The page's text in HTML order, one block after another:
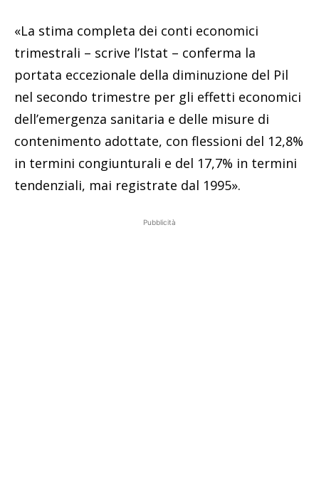
«La stima completa dei conti economici
trimestrali – scrive l’Istat – conferma la
portata eccezionale della diminuzione del Pil
nel secondo trimestre per gli effetti economici
dell’emergenza sanitaria e delle misure di
contenimento adottate, con flessioni del 12,8%
in termini congiunturali e del 17,7% in termini
tendenziali, mai registrate dal 1995».
Pubblicità